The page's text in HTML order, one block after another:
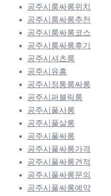
공주시룸싸롱위치
공주시룸싸롱추천
공주시룸싸롱코스
공주시룸싸롱후기
공주시셔츠룸
공주시유흥
공주시정통룸싸롱
공주시퍼블릭룸
공주시풀사롱
공주시풀살롱
공주시풀싸롱
공주시풀싸롱가격
공주시풀싸롱견적
공주시풀싸롱문의
공주시풀싸롱예약